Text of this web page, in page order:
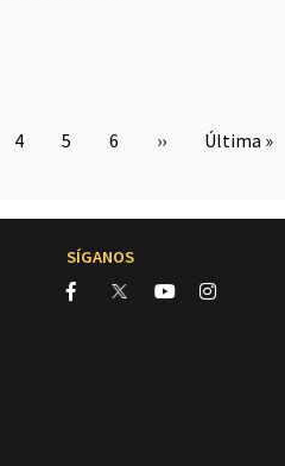
Page
4 Page
5 Page
6
Siguiente
››
Última
Última »
SÍGANOS